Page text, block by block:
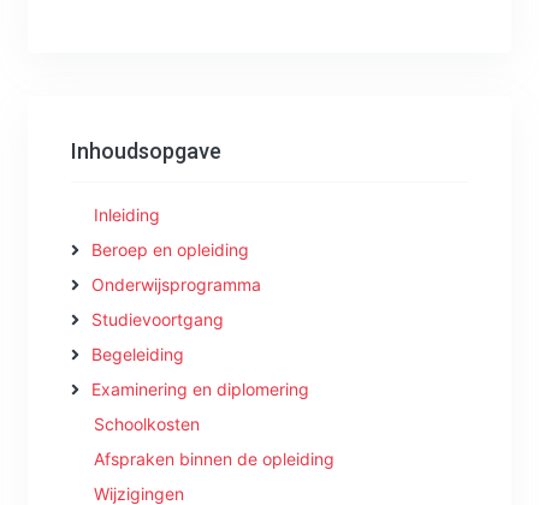
Inhoudsopgave
Inleiding
Beroep en opleiding
Onderwijsprogramma
Studievoortgang
Begeleiding
Examinering en diplomering
Schoolkosten
Afspraken binnen de opleiding
Wijzigingen